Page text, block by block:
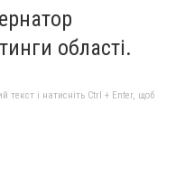
області.
текст і натисніть Ctrl + Enter, щоб